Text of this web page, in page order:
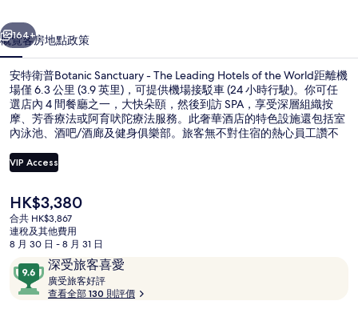
The
Leading
Hotels
of
the
World
相
片
集
個 下一個
164+
概覽客房地點政策
安特衛普Botanic Sanctuary - The Leading Hotels of the World距離機
場僅 6.3 公里 (3.9 英里)，可提供機場接駁車 (24 小時行駛)。你可任
選店內 4 間餐廳之一，大快朵頤，然後到訪 SPA，享受深層組織按
摩、芳香療法或阿育吠陀療法服務。此奢華酒店的特色設施還包括室
內泳池、酒吧/酒廊及健身俱樂部。旅客無不對住宿的熱心員工讚不
VIP Access
現
價
HK$3,380
HK$3,380
合共 HK$3,867
連稅及其他費用
8 月 30 日 - 8 月 31 日
評
價
深受旅客喜愛
9.6
分
(滿
廣受旅客好評
受
查看全部 130 則評價